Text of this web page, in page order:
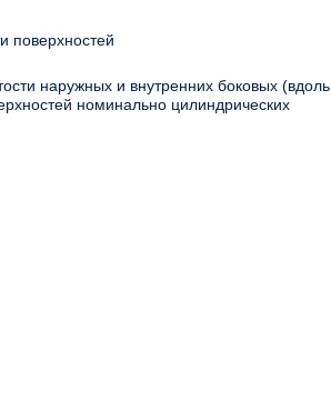
поверхностей
наружных и внутренних боковых (вдоль
номинально цилиндрических